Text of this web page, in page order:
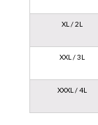
XL / 2L
XXL / 3L
XXXL / 4L